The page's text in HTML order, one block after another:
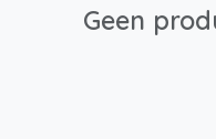
Geen